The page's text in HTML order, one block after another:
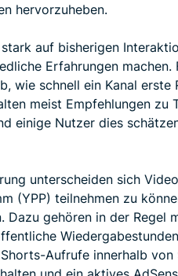
hervorzuheben.
auf bisherigen
Erfahrungen
wie schnell ein Kanal
meist Empfehlungen zu
einige Nutzer dies
unterscheiden sich
(YPP) teilnehmen zu
Dazu gehören in der Regel
Aufrufe innerhalb von